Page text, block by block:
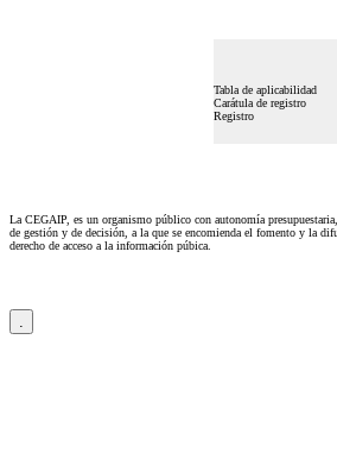
Tabla de aplicabilidad
Carátula de registro
Registro
La CEGAIP, es un organismo público con autonomía
de gestión y de decisión, a la que se encomienda el fomento y la
derecho de acceso a la información púbica.